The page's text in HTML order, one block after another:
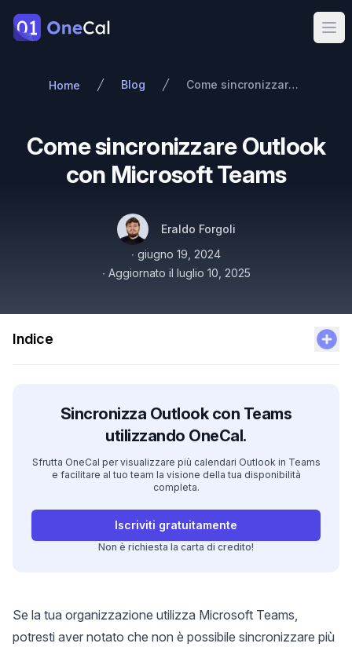
OneCal
Home Blog Come sincronizzare Outlook con Microsoft Teams
Come sincronizzare Outlook
con Microsoft Teams
Autori
Nome
Twitter
Eraldo Forgoli
Pubblicato il
∙ giugno 19, 2024
∙ Aggiornato il luglio 10, 2025
Indice
Sincronizza Outlook con Teams
utilizzando OneCal.
Sfrutta OneCal per visualizzare più calendari Outlook in Teams
e facilitare al tuo team la visione della tua disponibilità
completa.
Iscriviti gratuitamente
Non è richiesta la carta di credito!
Se la tua organizzazione utilizza Microsoft Teams,
potresti aver notato che non è possibile sincronizzare più